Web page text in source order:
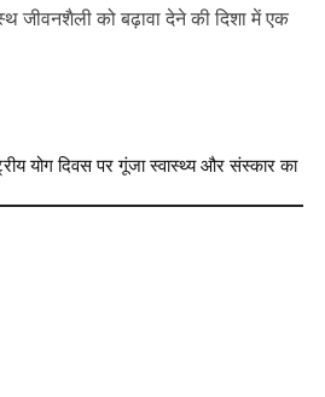
जीवनशैली को बढ़ावा देने की दिशा में एक
योग दिवस पर गूंजा स्वास्थ्य और संस्कार का